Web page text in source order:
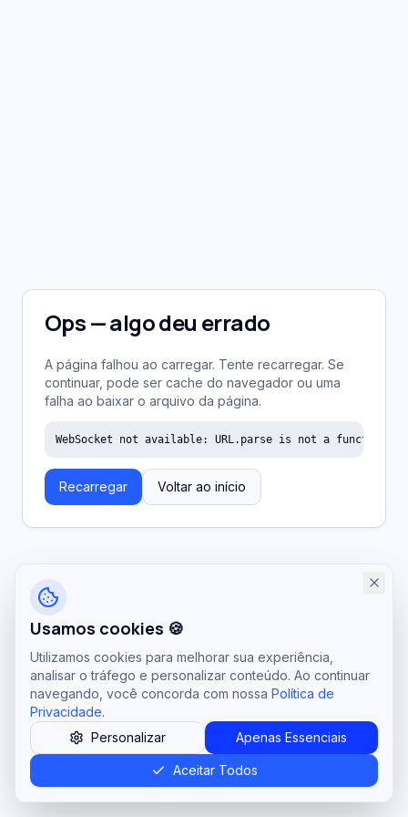
Ops — algo deu errado
A página falhou ao carregar. Tente recarregar. Se
continuar, pode ser cache do navegador ou uma
falha ao baixar o arquivo da página.
WebSocket not available: URL.parse is not a function
Recarregar Voltar ao início
Usamos cookies 🍪
Utilizamos cookies para melhorar sua experiência,
analisar o tráfego e personalizar conteúdo. Ao continuar
navegando, você concorda com nossa Política de
Privacidade.
Personalizar
Apenas Essenciais
Aceitar Todos